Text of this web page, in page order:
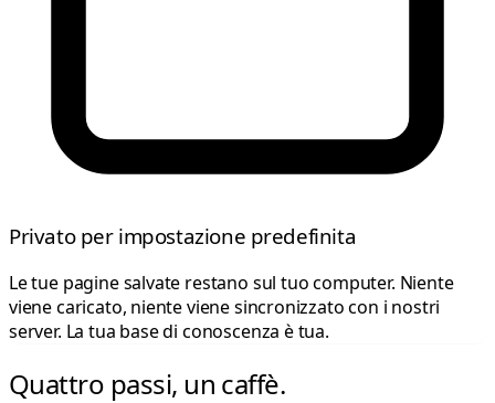
Privato per impostazione predefinita
Le tue pagine salvate restano sul tuo computer. Niente
viene caricato, niente viene sincronizzato con i nostri
server. La tua base di conoscenza è tua.
Quattro passi, un caffè.